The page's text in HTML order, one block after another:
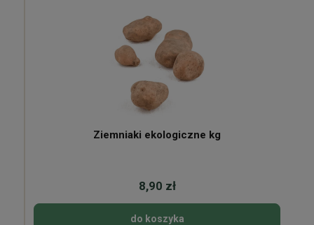
Ziemniaki ekologiczne kg
8,90 zł
do koszyka